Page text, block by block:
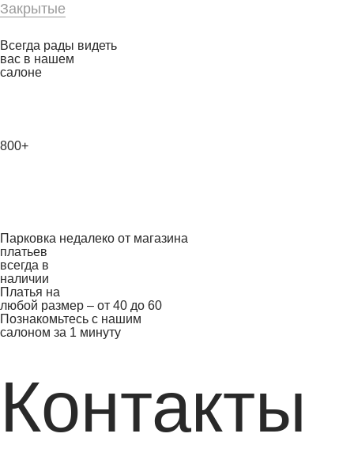
Закрытые
Всегда рады видеть
вас в нашем
салоне
800+
Парковка недалеко от магазина
платьев
всегда в
наличии
Платья на
любой размер – от 40 до 60
Познакомьтесь с нашим
салоном за 1 минуту
Контакты